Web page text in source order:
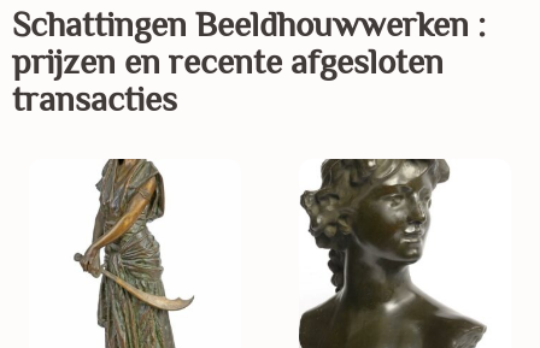
Schattingen Beeldhouwwerken :
prijzen en recente afgesloten
transacties